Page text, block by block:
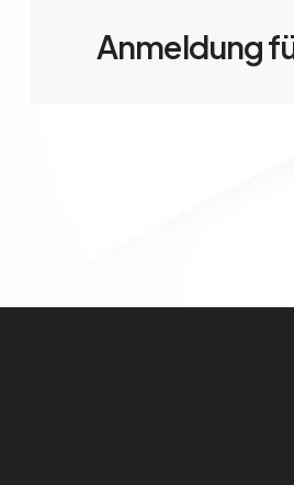
Anmeldung